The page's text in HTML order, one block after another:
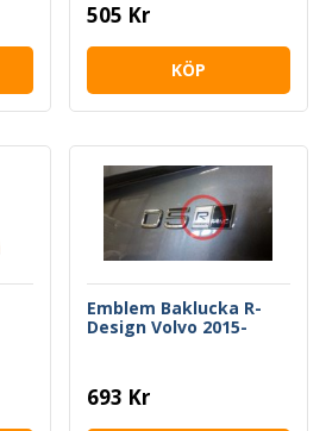
505 Kr
KÖP
Emblem Baklucka R-
Design Volvo 2015-
693 Kr